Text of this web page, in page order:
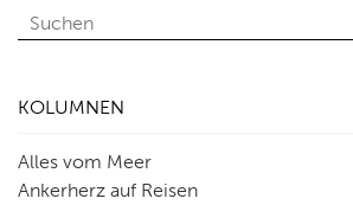
KOLUMNEN
Alles vom Meer
Ankerherz auf Reisen